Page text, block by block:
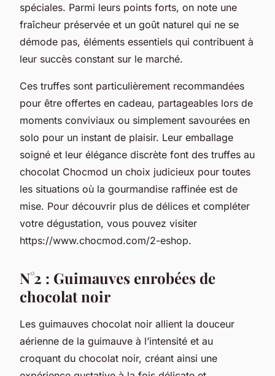
spéciales. Parmi leurs points forts, on note une
fraîcheur préservée et un goût naturel qui ne se
démode pas, éléments essentiels qui contribuent à
leur succès constant sur le marché.
Ces truffes sont particulièrement recommandées
pour être offertes en cadeau, partageables lors de
moments conviviaux ou simplement savourées en
solo pour un instant de plaisir. Leur emballage
soigné et leur élégance discrète font des truffes au
chocolat Chocmod un choix judicieux pour toutes
les situations où la gourmandise raffinée est de
mise. Pour découvrir plus de délices et compléter
votre dégustation, vous pouvez visiter
https://www.chocmod.com/2-eshop.
N°2 : Guimauves enrobées de
chocolat noir
Les guimauves chocolat noir allient la douceur
aérienne de la guimauve à l’intensité et au
croquant du chocolat noir, créant ainsi une